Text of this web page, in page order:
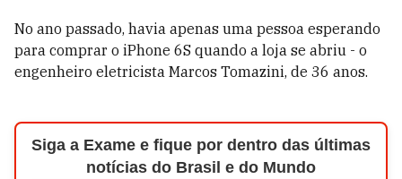
No ano passado, havia apenas uma pessoa esperando
para comprar o iPhone 6S quando a loja se abriu - o
engenheiro eletricista Marcos Tomazini, de 36 anos.
Siga a Exame e fique por dentro das últimas
notícias do Brasil e do Mundo